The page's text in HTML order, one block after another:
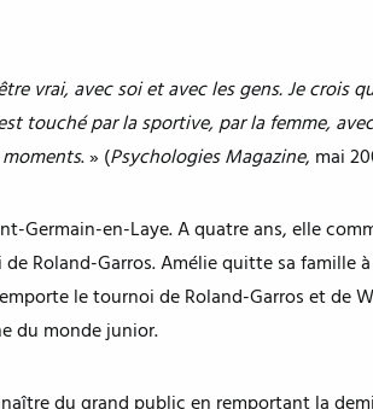
vrai, avec soi et avec les gens. Je crois
touché par la sportive, par la femme,
moments. » (Psychologies Magazine, mai
Germain-en-Laye. A quatre ans, elle
Roland-Garros. Amélie quitte sa famille à
le tournoi de Roland-Garros et de
du monde junior.
du grand public en remportant la